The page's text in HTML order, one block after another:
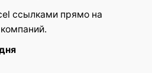
ссылками прямо на